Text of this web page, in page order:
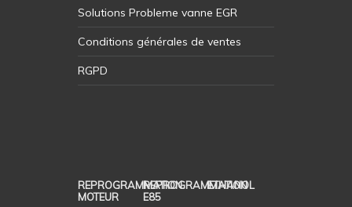
Solutions Probleme vanne EGR
Conditions générales de ventes
RGPD
REPROGRAMMATION
MOTEUR
REPROGRAMMATION
E85
ETHANOL